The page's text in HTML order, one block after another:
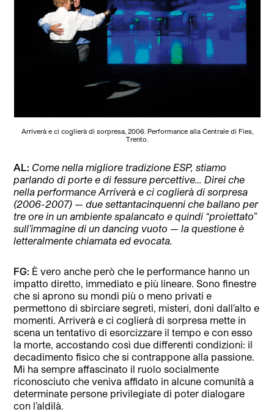
Arriverà e ci coglierà di sorpresa, 2006. Performance alla Centrale di Fies,
Trento.
AL: Come nella migliore tradizione ESP, stiamo
parlando di porte e di fessure percettive… Direi che
nella performance Arriverà e ci coglierà di sorpresa
(2006-2007) — due settantacinquenni che ballano per
tre ore in un ambiente spalancato e quindi “proiettato”
sull’immagine di un dancing vuoto — la questione è
letteralmente chiamata ed evocata.
FG: È vero anche però che le performance hanno un
impatto diretto, immediato e più lineare. Sono finestre
che si aprono su mondi più o meno privati e
permettono di sbirciare segreti, misteri, doni dall’alto e
momenti. Arriverà e ci coglierà di sorpresa mette in
scena un tentativo di esorcizzare il tempo e con esso
la morte, accostando così due differenti condizioni: il
decadimento fisico che si contrappone alla passione.
Mi ha sempre affascinato il ruolo socialmente
riconosciuto che veniva affidato in alcune comunità a
determinate persone privilegiate di poter dialogare
con l’aldilà.